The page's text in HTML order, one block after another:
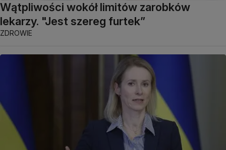
Wątpliwości wokół limitów zarobków
lekarzy. "Jest szereg furtek”
ZDROWIE